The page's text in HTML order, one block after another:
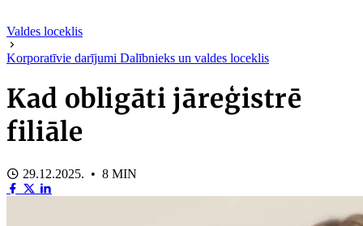
Valdes loceklis
Korporatīvie darījumi Dalībnieks un valdes loceklis
Kad obligāti jāreģistrē
filiāle
29.12.2025. • 8 MIN